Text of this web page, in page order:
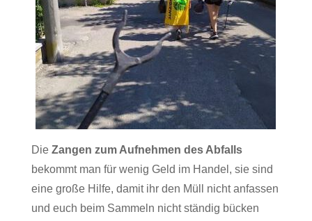
Die Zangen zum Aufnehmen des Abfalls
bekommt man für wenig Geld im Handel, sie sind
eine große Hilfe, damit ihr den Müll nicht anfassen
und euch beim Sammeln nicht ständig bücken